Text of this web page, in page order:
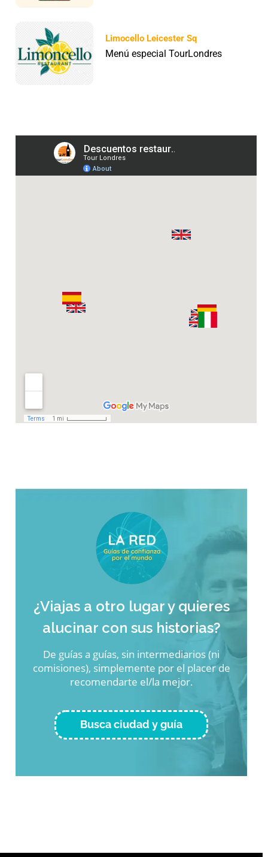
Limocello Leicester Sq
Menú especial TourLondres
¿Viajas a otro lugar y quieres
alucinar con sus historias?
De guías a guías, sin intermediarios (ni
comisiones), simplemente por el placer de
recomendarte el/la mejor.
Busca ciudad y guía